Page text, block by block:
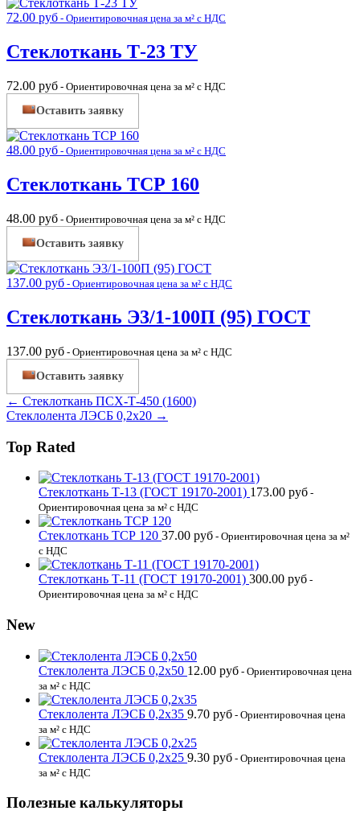
72.00 руб - Ориентировочная цена за м² с НДС
Стеклоткань Т-23 ТУ
72.00 руб - Ориентировочная цена за м² с НДС
Оставить заявку
48.00 руб - Ориентировочная цена за м² с НДС
Стеклоткань ТСР 160
48.00 руб - Ориентировочная цена за м² с НДС
Оставить заявку
137.00 руб - Ориентировочная цена за м² с НДС
Стеклоткань Э3/1-100П (95) ГОСТ
137.00 руб - Ориентировочная цена за м² с НДС
Оставить заявку
← Стеклоткань ПСХ-Т-450 (1600)
Стеклолента ЛЭСБ 0,2х20 →
Top Rated
Стеклоткань Т-13 (ГОСТ 19170-2001) 173.00 руб -
Ориентировочная цена за м² с НДС
Стеклоткань ТСР 120 37.00 руб - Ориентировочная цена за м²
с НДС
Стеклоткань Т-11 (ГОСТ 19170-2001) 300.00 руб -
Ориентировочная цена за м² с НДС
New
Стеклолента ЛЭСБ 0,2х50 12.00 руб - Ориентировочная цена
за м² с НДС
Стеклолента ЛЭСБ 0,2х35 9.70 руб - Ориентировочная цена
за м² с НДС
Стеклолента ЛЭСБ 0,2х25 9.30 руб - Ориентировочная цена
за м² с НДС
Полезные калькуляторы